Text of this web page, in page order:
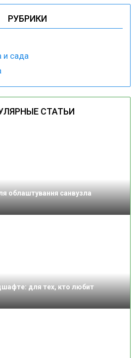
РУБРИКИ
и сада
СТАТЬИ
облаштування санвузла
для тех, кто любит